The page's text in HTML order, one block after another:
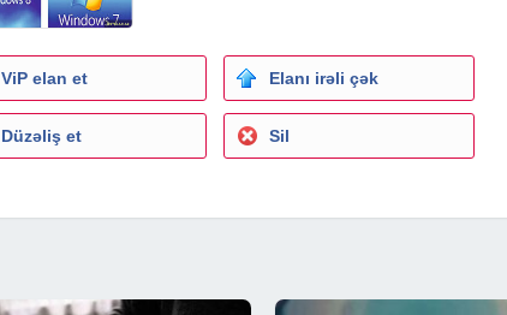
ViP elan et Elanı irəli çək
Düzəliş et Sil